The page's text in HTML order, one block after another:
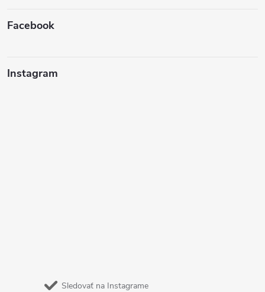
Facebook
Instagram
Sledovať na Instagrame